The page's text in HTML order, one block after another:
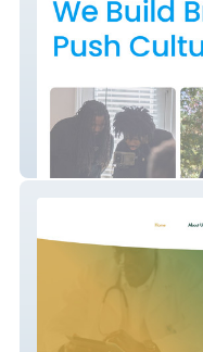
Just Eldredge Media